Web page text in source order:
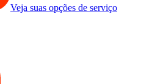
Veja suas opções de serviço